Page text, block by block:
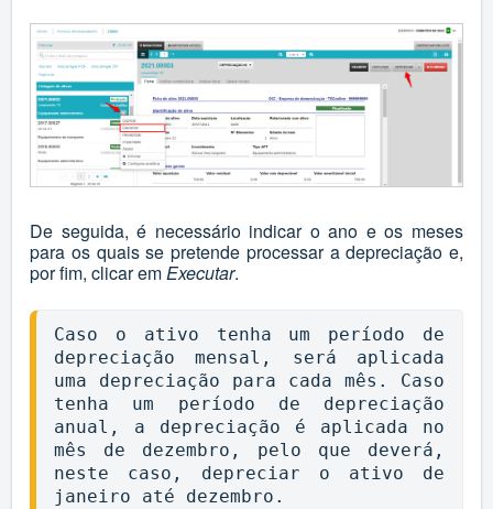
De seguida, é necessário indicar o ano e os meses
para os quais se pretende processar a depreciação e,
por fim, clicar emExecutar.
Caso o ativo tenha um período de
depreciação mensal, será aplicada
uma depreciação para cada mês. Caso
tenha um período de depreciação
anual, a depreciação é aplicada no
mês de dezembro, pelo que deverá,
neste caso, depreciar o ativo de
janeiro até dezembro.